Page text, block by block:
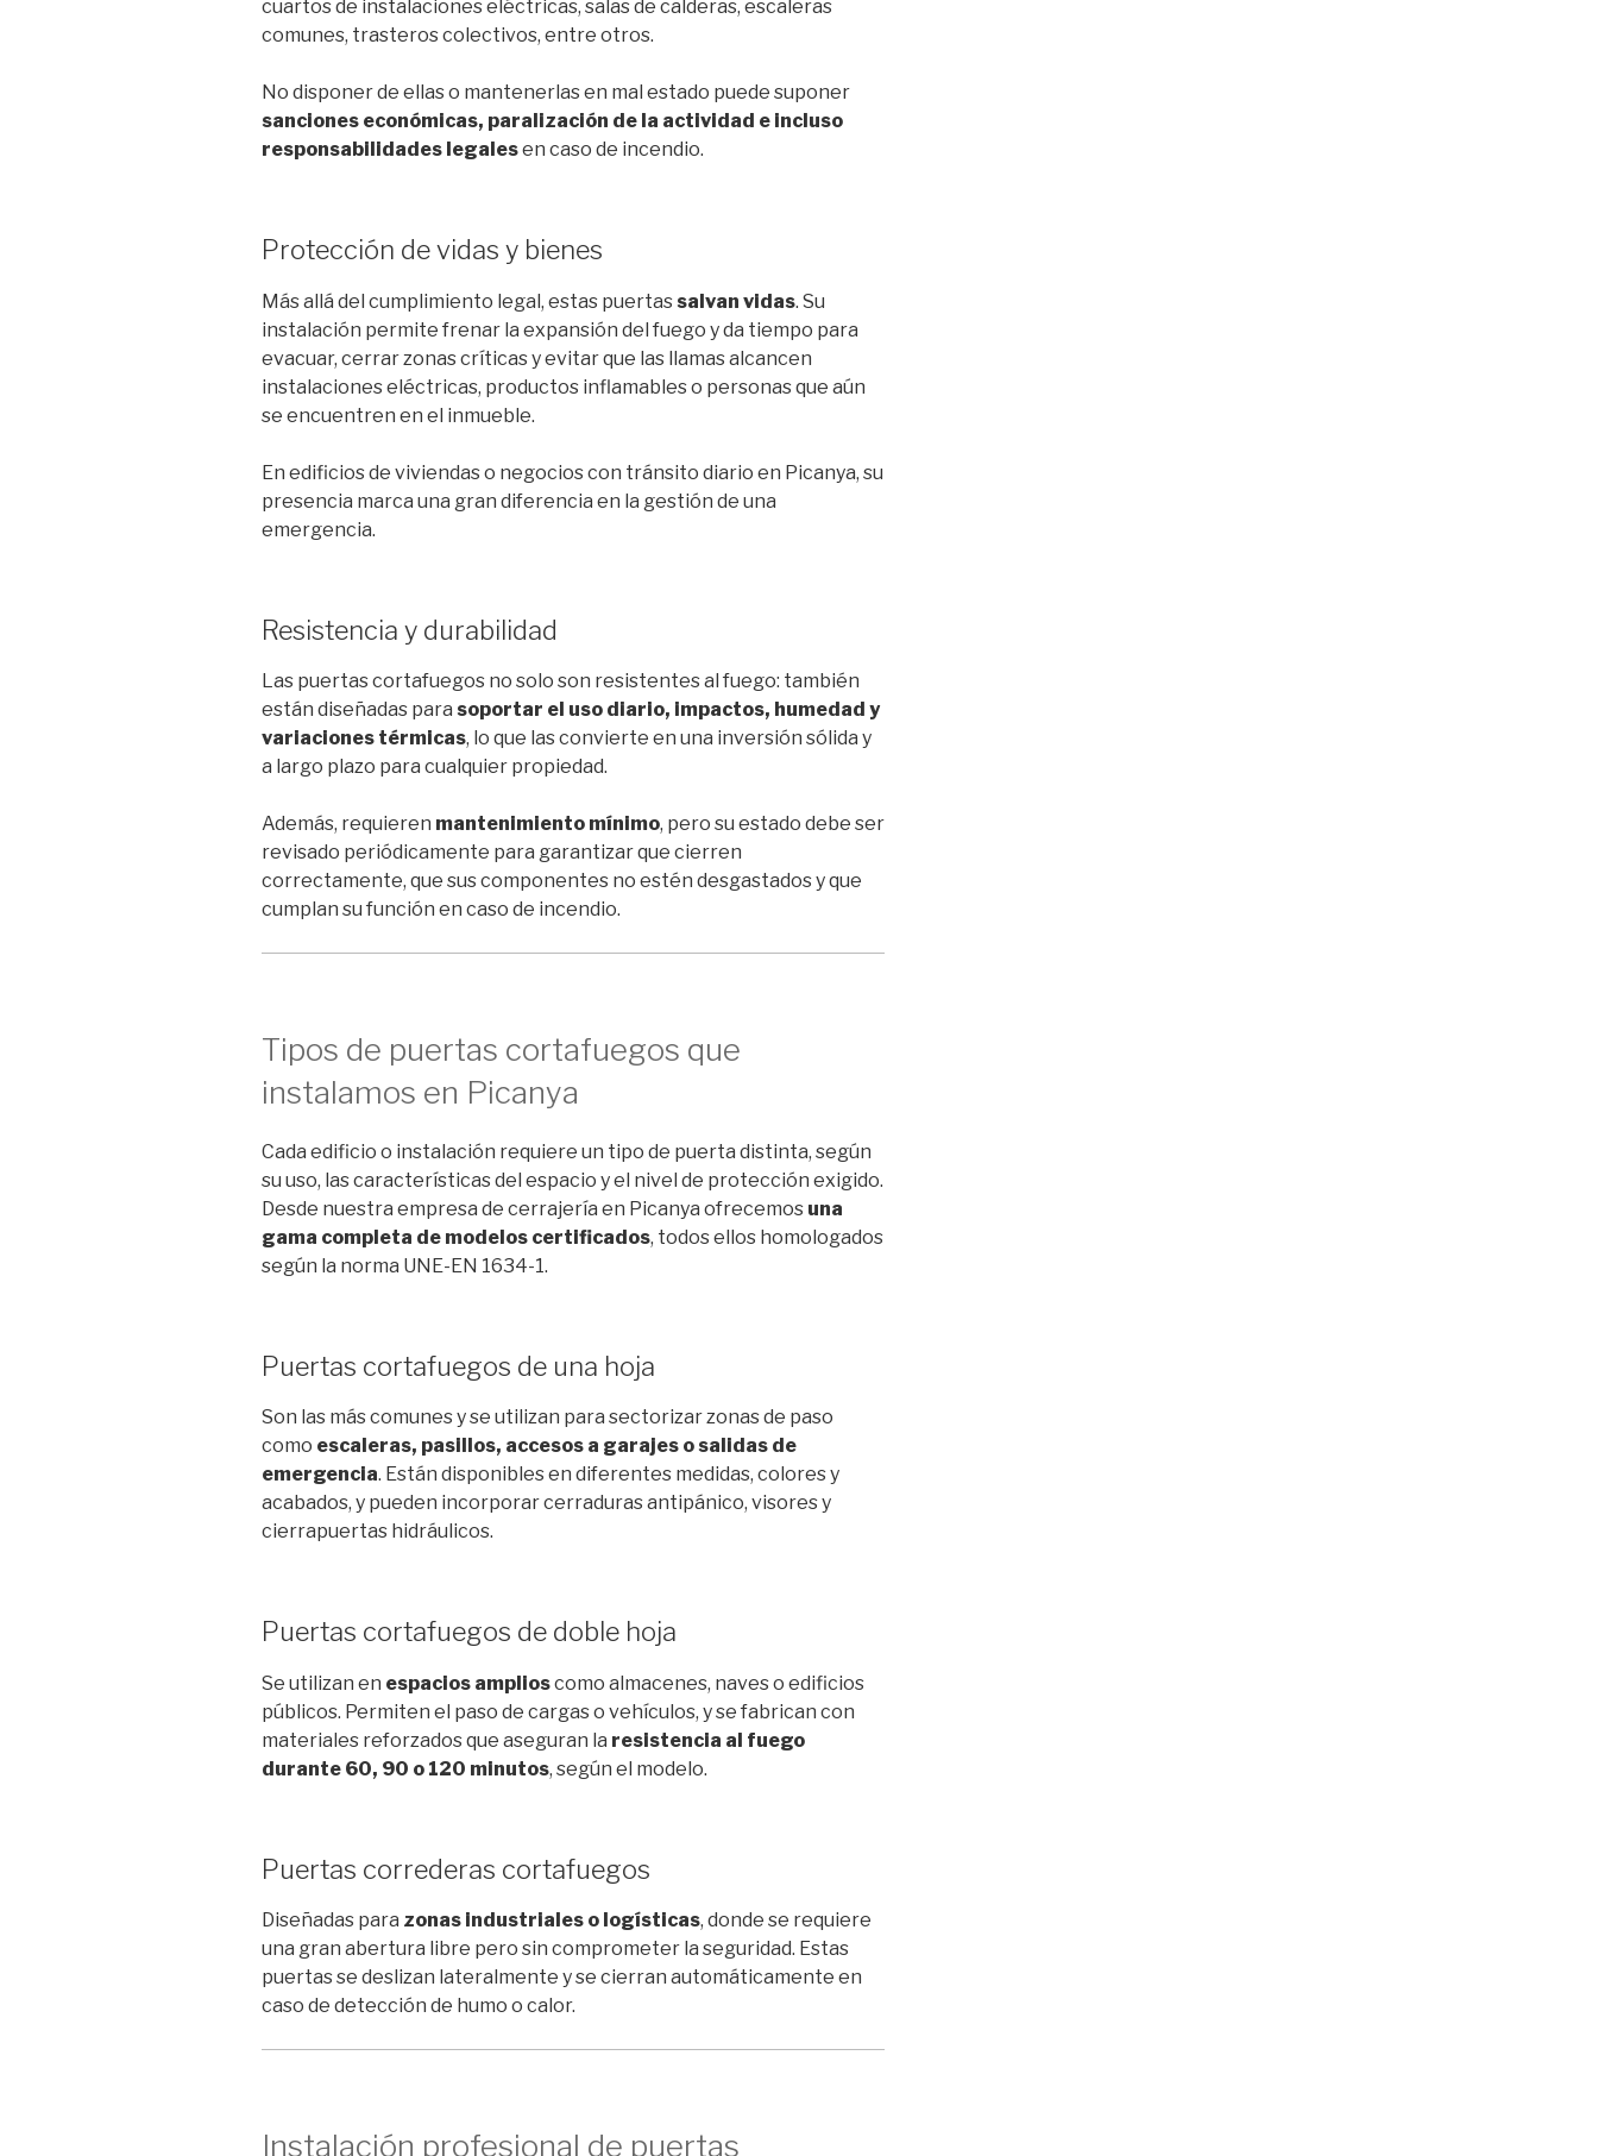
cuartos de instalaciones eléctricas, salas de calderas, escaleras
comunes, trasteros colectivos, entre otros.
No disponer de ellas o mantenerlas en mal estado puede suponer
sanciones económicas, paralización de la actividad e incluso
responsabilidades legalesen caso de incendio.
Protección de vidas y bienes
Más allá del cumplimiento legal, estas puertassalvan vidas. Su
instalación permite frenar la expansión del fuego y da tiempo para
evacuar, cerrar zonas críticas y evitar que las llamas alcancen
instalaciones eléctricas, productos inflamables o personas que aún
se encuentren en el inmueble.
En edificios de viviendas o negocios con tránsito diario en Picanya, su
presencia marca una gran diferencia en la gestión de una
emergencia.
Resistencia y durabilidad
Las puertas cortafuegos no solo son resistentes al fuego: también
están diseñadas para soportar el uso diario, impactos, humedad y
variaciones térmicas, lo que las convierte en una inversión sólida y
a largo plazo para cualquier propiedad.
Además, requieren mantenimiento mínimo, pero su estado debe ser
revisado periódicamente para garantizar que cierren
correctamente, que sus componentes no estén desgastados y que
cumplan su función en caso de incendio.
Tipos de puertas cortafuegos que
instalamos en Picanya
Cada edificio o instalación requiere un tipo de puerta distinta, según
su uso, las características del espacio y el nivel de protección exigido.
Desde nuestra empresa de cerrajería en Picanya ofrecemos una
gama completa de modelos certificados, todos ellos homologados
según la norma UNE-EN 1634-1.
Puertas cortafuegos de una hoja
Son las más comunes y se utilizan para sectorizar zonas de paso
como escaleras, pasillos, accesos a garajes o salidas de
emergencia. Están disponibles en diferentes medidas, colores y
acabados, y pueden incorporar cerraduras antipánico, visores y
cierrapuertas hidráulicos.
Puertas cortafuegos de doble hoja
Se utilizan en espacios amplioscomo almacenes, naves o edificios
públicos. Permiten el paso de cargas o vehículos, y se fabrican con
materiales reforzados que aseguran la resistencia al fuego
durante 60, 90 o 120 minutos, según el modelo.
Puertas correderas cortafuegos
Diseñadas para zonas industriales o logísticas, donde se requiere
una gran abertura libre pero sin comprometer la seguridad. Estas
puertas se deslizan lateralmente y se cierran automáticamente en
caso de detección de humo o calor.
Instalación profesional de puertas